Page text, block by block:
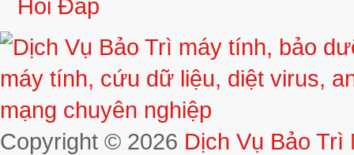
Hỏi Đáp
Copyright © 2026 Dịch Vụ Bảo Trì